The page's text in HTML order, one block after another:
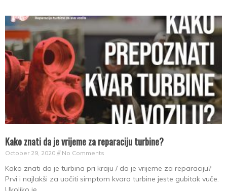
Kako znati da je vrijeme za reparaciju turbine?
October 29, 2020 No Comments
Kako znati da je turbina pri kraju / da je vrijeme za reparaciju?
Prvi i najlakši za uočiti simptom kvara turbine jeste gubitak vuče.